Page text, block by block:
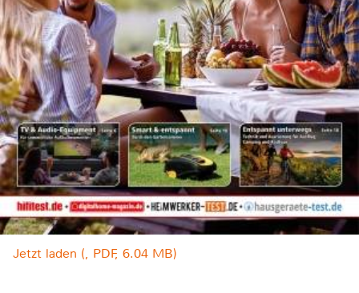
Jetzt laden (, PDF, 6.04 MB)